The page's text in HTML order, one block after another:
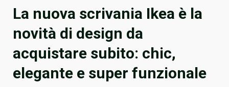
La nuova scrivania Ikea è la
novità di design da
acquistare subito: chic,
elegante e super funzionale